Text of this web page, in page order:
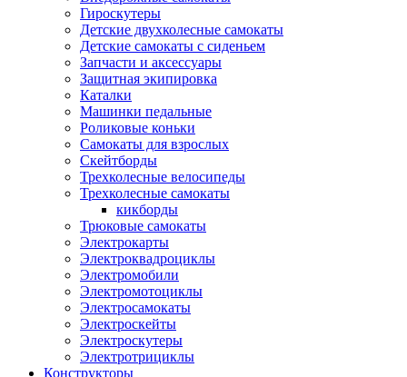
Гироскутеры
Детские двухколесные самокаты
Детские самокаты с сиденьем
Запчасти и аксессуары
Защитная экипировка
Каталки
Машинки педальные
Роликовые коньки
Самокаты для взрослых
Скейтборды
Трехколесные велосипеды
Трехколесные самокаты
кикборды
Трюковые самокаты
Электрокарты
Электроквадроциклы
Электромобили
Электромотоциклы
Электросамокаты
Электроскейты
Электроскутеры
Электротрициклы
Конструкторы